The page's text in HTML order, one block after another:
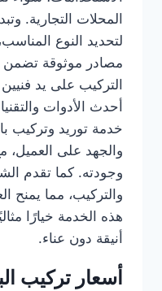
المحلات التجارية.
لتحديد النوع
مصادر موثوقة تضمن
التركيب على يد
أحدث الأدوات
خدمة توريد وتركيب
والجهد على
وجودته. كما تقدم
والتركيب، مما يمنح
هذه الخدمة خيارًا
أنيقة دون عناء.
أسعار تركيب